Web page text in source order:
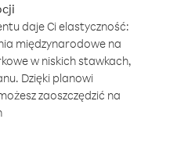
daje Ci elastyczność:
międzynarodowe na
w niskich stawkach,
Dzięki planowi
zaoszczędzić na